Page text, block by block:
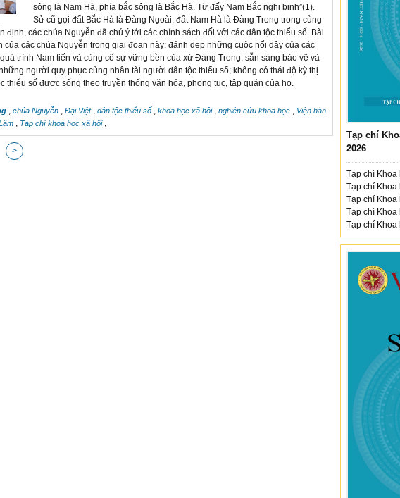
sông là Nam Hà, phía bắc sông là Bắc Hà. Từ đấy Nam Bắc nghi binh”(1).
Sử cũ gọi đất Bắc Hà là Đàng Ngoài, đất Nam Hà là Đàng Trong trong cùng
định, các chúa Nguyễn đã chú ý tới các chính sách đối với các dân tộc thiểu số. Bài
của các chúa Nguyễn trong giai đoạn này: đánh dẹp những cuộc nổi dậy của các
trình Nam tiến và củng cố sự vững bền của xứ Đàng Trong; sẵn sàng bảo vệ và
người quy phục cùng nhân tài người dân tộc thiểu số; không có thái độ kỳ thị
thiểu số được sống theo truyền thống văn hóa, phong tục, tập quán của họ.
, chúa Nguyễn , Đại Việt , dân tộc thiểu số , khoa học xã hội , nghiên cứu khoa học , Viện hàn
, Tạp chí khoa học xã hội ,
>
Tạp chí
2026
Tạp chí Khoa
Tạp chí Khoa
Tạp chí Khoa
Tạp chí Khoa
Tạp chí Khoa